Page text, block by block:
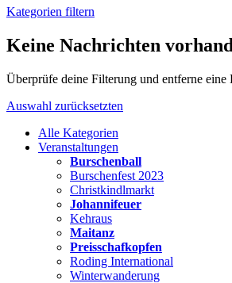
Kategorien filtern
Keine Nachrichten
Überprüfe deine Filterung und entferne eine
Auswahl zurücksetzten
Alle Kategorien
Veranstaltungen
Burschenball
Burschenfest 2023
Christkindlmarkt
Johannifeuer
Kehraus
Maitanz
Preisschafkopfen
Roding International
Winterwanderung